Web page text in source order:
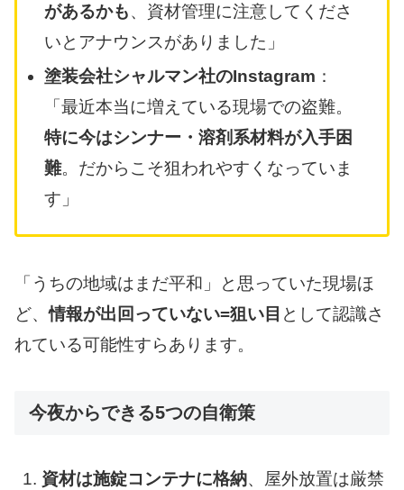
があるかも、資材管理に注意してくださ
いとアナウンスがありました」
塗装会社シャルマン社のInstagram ：
「最近本当に増えている現場での盗難。
特に今はシンナー・溶剤系材料が入手困
難。だからこそ狙われやすくなっていま
す」
「うちの地域はまだ平和」と思っていた現場ほ
ど、情報が出回っていない=狙い目 として認識さ
れている可能性すらあります。
今夜からできる5つの自衛策
資材は施錠コンテナに格納、屋外放置は厳禁